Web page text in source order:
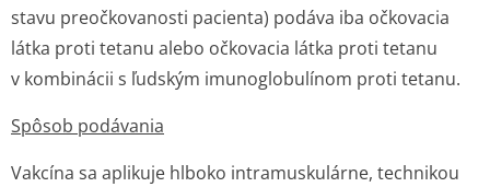
stavu preočkovanosti pacienta) podáva iba očkovacia
látka proti tetanu alebo očkovacia látka proti tetanu
v kombinácii s ľudským imunoglobulínom proti tetanu.
Spôsob podávania
Vakcína sa aplikuje hlboko intramuskulárne, technikou